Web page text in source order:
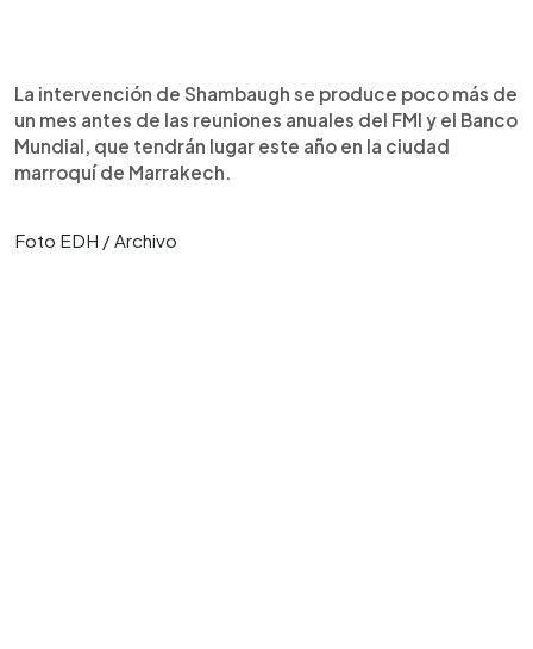
La intervención de Shambaugh se produce poco más de
un mes antes de las reuniones anuales del FMI y el Banco
Mundial, que tendrán lugar este año en la ciudad
marroquí de Marrakech.
Foto EDH / Archivo